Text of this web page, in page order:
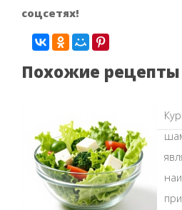
соцсетях!
Похожие рецепты